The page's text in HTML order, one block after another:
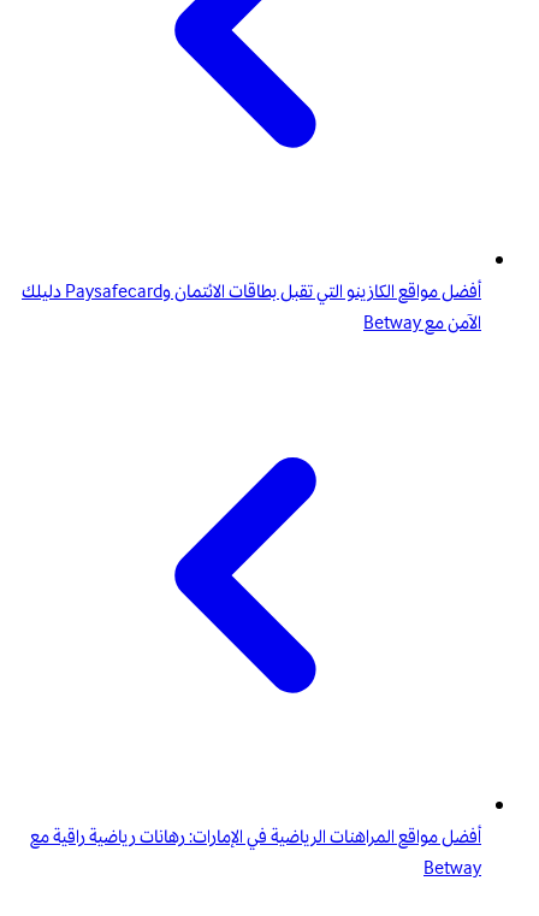
أفضل مواقع الكازينو التي تقبل بطاقات الائتمان وPaysafecard دليلك
الآمن مع Betway
أفضل مواقع المراهنات الرياضية في الإمارات: رهانات رياضية راقية مع
Betway